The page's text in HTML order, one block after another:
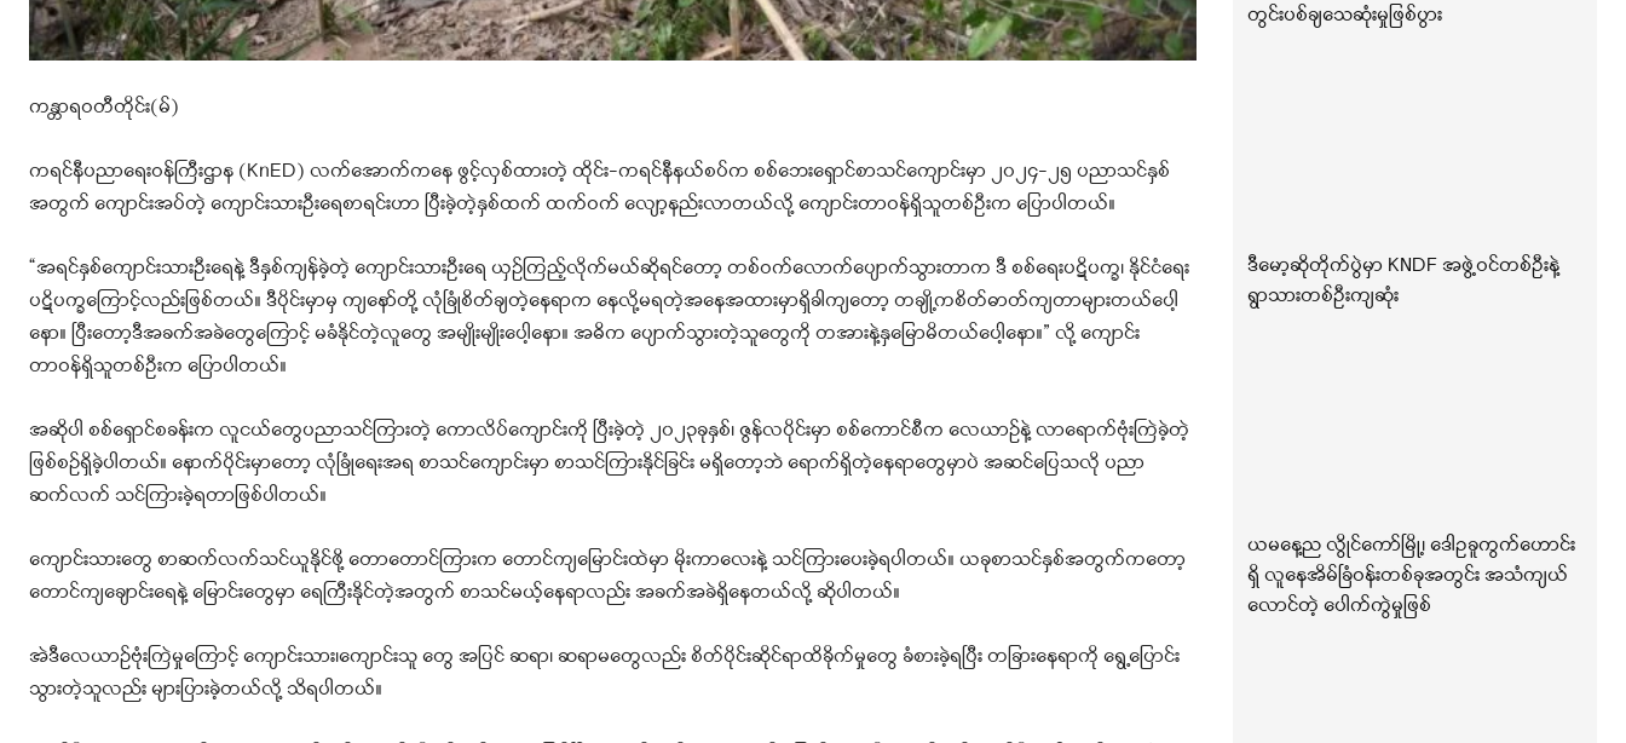
ကန္တာရဝတီတိုင်း(မ်)
ကရင်နီပညာရေးဝန်ကြီးဌာန (KnED) လက်အောက်ကနေ ဖွင့်လှစ်ထားတဲ့ ထိုင်း-ကရင်နီနယ်စပ်က စစ်ဘေးရှောင်စာသင်ကျောင်းမှာ ၂၀၂၄-၂၅ ပညာသင်နှစ်
အတွက် ကျောင်းအပ်တဲ့ ကျောင်းသားဦးရေစာရင်းဟာ ပြီးခဲ့တဲ့နှစ်ထက် ထက်ဝက် လျော့နည်းလာတယ်လို့ ကျောင်းတာဝန်ရှိသူတစ်ဦးက ပြောပါတယ်။
“အရင်နှစ်ကျောင်းသားဦးရေနဲ့ ဒီနှစ်ကျန်ခဲ့တဲ့ ကျောင်းသားဦးရေ ယှဉ်ကြည့်လိုက်မယ်ဆိုရင်တော့ တစ်ဝက်လောက်ပျောက်သွားတာက ဒီ စစ်ရေးပဋိပက္ခ၊ နိုင်ငံရေး
ပဋိပက္ခကြောင့်လည်းဖြစ်တယ်။ ဒီပိုင်းမှာမှ ကျနော်တို့ လုံခြုံစိတ်ချတဲ့နေရာက နေလို့မရတဲ့အနေအထားမှာရှိခါကျတော့ တချို့ကစိတ်ဓာတ်ကျတာများတယ်ပေါ့
နော။ ပြီးတော့ဒီအခက်အခဲတွေကြောင့် မခံနိုင်တဲ့လူတွေ အမျိုးမျိုးပေါ့နော။ အဓိက ပျောက်သွားတဲ့သူတွေကို တအားနဲ့နှမြောမိတယ်ပေါ့နော။” လို့ ကျောင်း
တာဝန်ရှိသူတစ်ဦးက ပြောပါတယ်။
အဆိုပါ စစ်ရှောင်စခန်းက လူငယ်တွေပညာသင်ကြားတဲ့ ကောလိပ်ကျောင်းကို ပြီးခဲ့တဲ့ ၂၀၂၃ခုနှစ်၊ ဇွန်လပိုင်းမှာ စစ်ကောင်စီက လေယာဉ်နဲ့ လာရောက်ဗုံးကြဲခဲ့တဲ့
ဖြစ်စဉ်ရှိခဲ့ပါတယ်။ နောက်ပိုင်းမှာတော့ လုံခြုံရေးအရ စာသင်ကျောင်းမှာ စာသင်ကြားနိုင်ခြင်း မရှိတော့ဘဲ ရောက်ရှိတဲ့နေရာတွေမှာပဲ အဆင်ပြေသလို ပညာ
ဆက်လက် သင်ကြားခဲ့ရတာဖြစ်ပါတယ်။
ကျောင်းသားတွေ စာဆက်လက်သင်ယူနိုင်ဖို့ တောတောင်ကြားက တောင်ကျမြောင်းထဲမှာ မိုးကာလေးနဲ့ သင်ကြား‌ပေးခဲ့ရပါတယ်။ ယခုစာသင်နှစ်အတွက်ကတော့
တောင်ကျချောင်းရေနဲ့ မြောင်းတွေမှာ ရေကြီးနိုင်တဲ့အတွက် စာသင်မယ့်နေရာလည်း အခက်အခဲရှိနေတယ်လို့ ဆိုပါတယ်။
အဲဒီလေယာဉ်ဗုံးကြဲမှုကြောင့် ကျောင်းသား၊ကျောင်းသူ တွေ အပြင် ဆရာ၊ ဆရာမတွေလည်း စိတ်ပိုင်းဆိုင်ရာထိခိုက်မှုတွေ ခံစားခဲ့ရပြီး တခြားနေရာကို ရွေ့ပြောင်း
သွားတဲ့သူလည်း များပြားခဲ့တယ်လို့ သိရပါတယ်။
တွင်းပစ်ချသေဆုံးမှုဖြစ်ပွား
ဒီမော့ဆိုတိုက်ပွဲမှာ KNDF အဖွဲ့ဝင်တစ်ဦးနဲ့
ရွာသားတစ်ဦးကျဆုံး
ယမနေ့ည လွိုင်ကော်မြို့၊ ဒေါဥခူကွက်ဟောင်း
ရှိ လူနေအိမ်ခြံဝန်းတစ်ခုအတွင်း အသံကျယ်
လောင်တဲ့ ပေါက်ကွဲမှုဖြစ်